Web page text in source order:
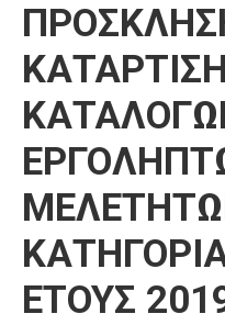
Προσκλήσεις
Αποφάσεις
Τηλέφωνα
Καιρός
ΕΤΟΥΣ